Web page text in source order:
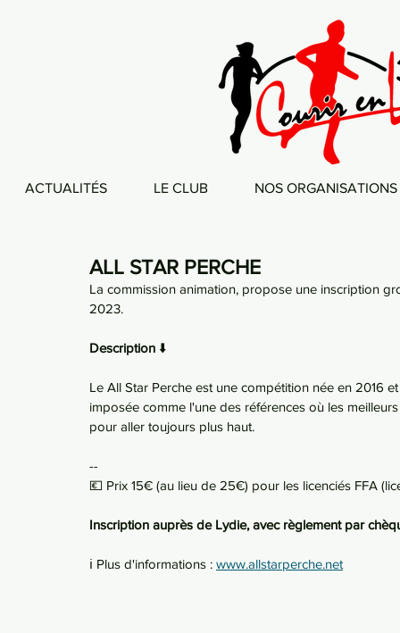
ACTUALITÉS LE CLUB NOS ORGANISATIONS
ALL STAR PERCHE
La commission animation, propose une inscription
2023.
Description ⬇️
Le All Star Perche est une compétition née en 2016
imposée comme l'une des références où les
pour aller toujours plus haut.
--
💶 Prix 15€ (au lieu de 25€) pour les licenciés FFA
Inscription auprès de Lydie, avec règlement par
ℹ️ Plus d'informations : www.allstarperche.net